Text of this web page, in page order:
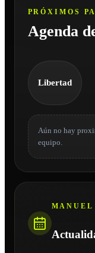
PRÓXIMOS
Agenda
Libertad
Aún no hay
equipo.
MANUEL